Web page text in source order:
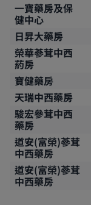
一寶藥房及保
健中心
日昇大藥房
榮華蔘茸中西
葯房
寶健藥房
天瑞中西藥房
駿宏參茸中西
藥房
道安(富榮)蔘茸
中西藥房
道安(富榮)蔘茸
中西藥房